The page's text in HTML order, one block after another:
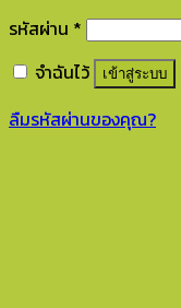
รหัสผ่าน *
จำฉันไว้
เข้าสู่ระบบ
ลืมรหัสผ่านของคุณ?